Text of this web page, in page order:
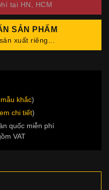
tại HN, HCM
SẢN PHẨM
xuất riêng...
khắc)
chi tiết)
quốc miễn phí
VAT